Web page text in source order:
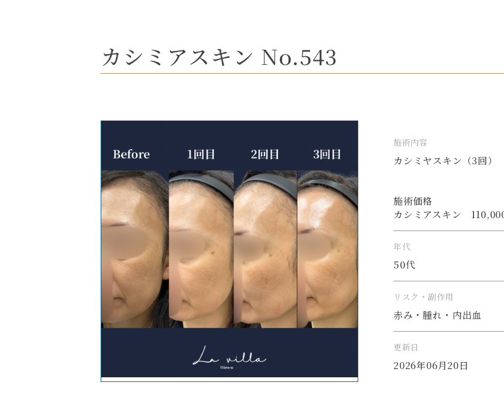
カシミアスキン No.543
施術内容
カシミヤスキン（3回）
施術価格
カシミアスキン
年代
50代
リスク・副作用
赤み・腫れ・内出血
更新日
2026年06月20日